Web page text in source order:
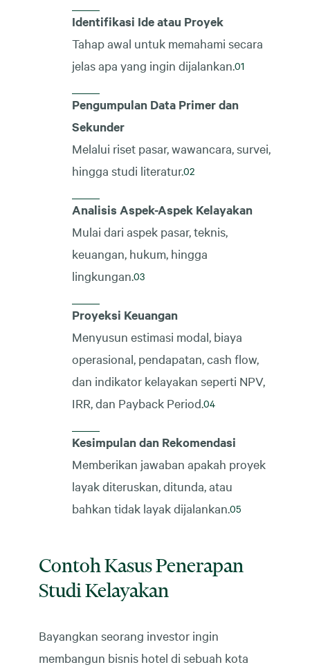
Identifikasi Ide atau Proyek
Tahap awal untuk memahami secara
jelas apa yang ingin dijalankan.
Pengumpulan Data Primer dan
Sekunder
Melalui riset pasar, wawancara, survei,
hingga studi literatur.
Analisis Aspek-Aspek Kelayakan
Mulai dari aspek pasar, teknis,
keuangan, hukum, hingga
lingkungan.
Proyeksi Keuangan
Menyusun estimasi modal, biaya
operasional, pendapatan, cash flow,
dan indikator kelayakan seperti NPV,
IRR, dan Payback Period.
Kesimpulan dan Rekomendasi
Memberikan jawaban apakah proyek
layak diteruskan, ditunda, atau
bahkan tidak layak dijalankan.
Contoh Kasus Penerapan
Studi Kelayakan
Bayangkan seorang investor ingin
membangun bisnis hotel di sebuah kota